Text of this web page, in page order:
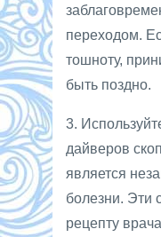
переходом.
тошноту,
быть поздно.
3.
дайверов
является
болезни. Эти
рецепту